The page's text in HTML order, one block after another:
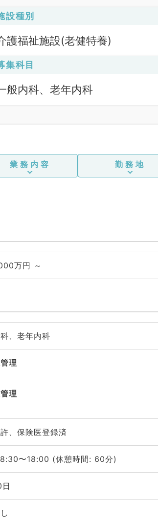
設種別
護福祉施設(老健特養)
集科目
般内科、老年内科
業務内容 勤務地
万円 ～
、老年内科
理
理
、保険医登録済
〜18:00 (休憩時間: 60分)